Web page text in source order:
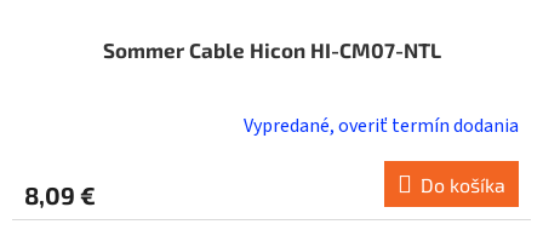
Sommer Cable Hicon HI-CM07-NTL
Vypredané, overiť termín dodania
8,09 € Do košíka